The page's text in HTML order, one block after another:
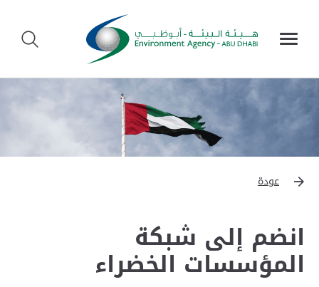
عودة
انضم إلى شبكة
المؤسسات الخضراء